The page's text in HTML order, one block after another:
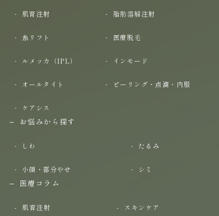
肌育注射 脂肪溶解注射
糸リフト 医療脱毛
ルメッカ（IPL） インモード
オールタイト ピーリング・点滴・内服
ケアシス
お悩みから探す
しわ たるみ
小顔・部分やせ シミ
医療コラム
肌育注射 スキンケア